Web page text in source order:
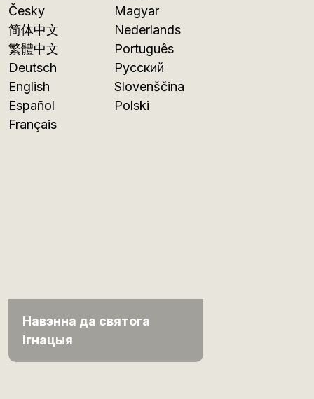
Česky
简体中文
繁體中文
Deutsch
English
Español
Français
Magyar
Nederlands
Português
Русский
Slovenščina
Polski
Навэнна да святога
Ігнацыя